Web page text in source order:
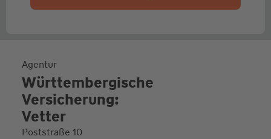
Agentur
Württembergische
Versicherung:
Vetter
Poststraße 10